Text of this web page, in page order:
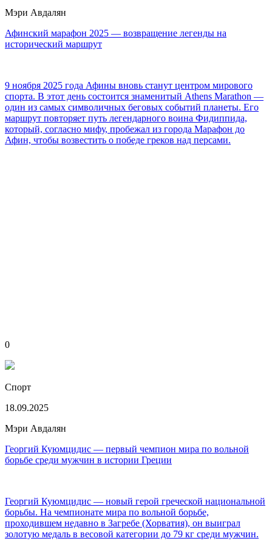
Мэри Авдалян
Афинский марафон 2025 — возвращение легенды на
исторический маршрут
9 ноября 2025 года Афины вновь станут центром мирового
спорта. В этот день состоится знаменитый Athens Marathon —
один из самых символичных беговых событий планеты. Его
маршрут повторяет путь легендарного воина Фидиппида,
который, согласно мифу, пробежал из города Марафон до
Афин, чтобы возвестить о победе греков над персами.
0
Спорт
18.09.2025
Мэри Авдалян
Георгий Куюмцидис — первый чемпион мира по вольной
борьбе среди мужчин в истории Греции
Георгий Куюмцидис — новый герой греческой национальной
борьбы. На чемпионате мира по вольной борьбе,
проходившем недавно в Загребе (Хорватия), он выиграл
золотую медаль в весовой категории до 79 кг среди мужчин.